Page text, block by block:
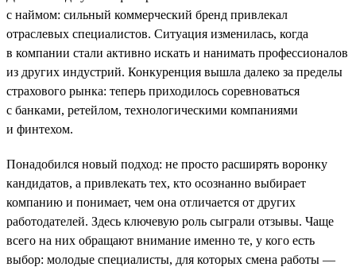
с наймом: сильный коммерческий бренд привлекал
отраслевых специалистов. Ситуация изменилась, когда
в компании стали активно искать и нанимать профессионалов
из других индустрий. Конкуренция вышла далеко за пределы
страхового рынка: теперь приходилось соревноваться
с банками, ретейлом, технологическими компаниями
и финтехом.
Понадобился новый подход: не просто расширять воронку
кандидатов, а привлекать тех, кто осознанно выбирает
компанию и понимает, чем она отличается от других
работодателей. Здесь ключевую роль сыграли отзывы. Чаще
всего на них обращают внимание именно те, у кого есть
выбор: молодые специалисты, для которых смена работы —